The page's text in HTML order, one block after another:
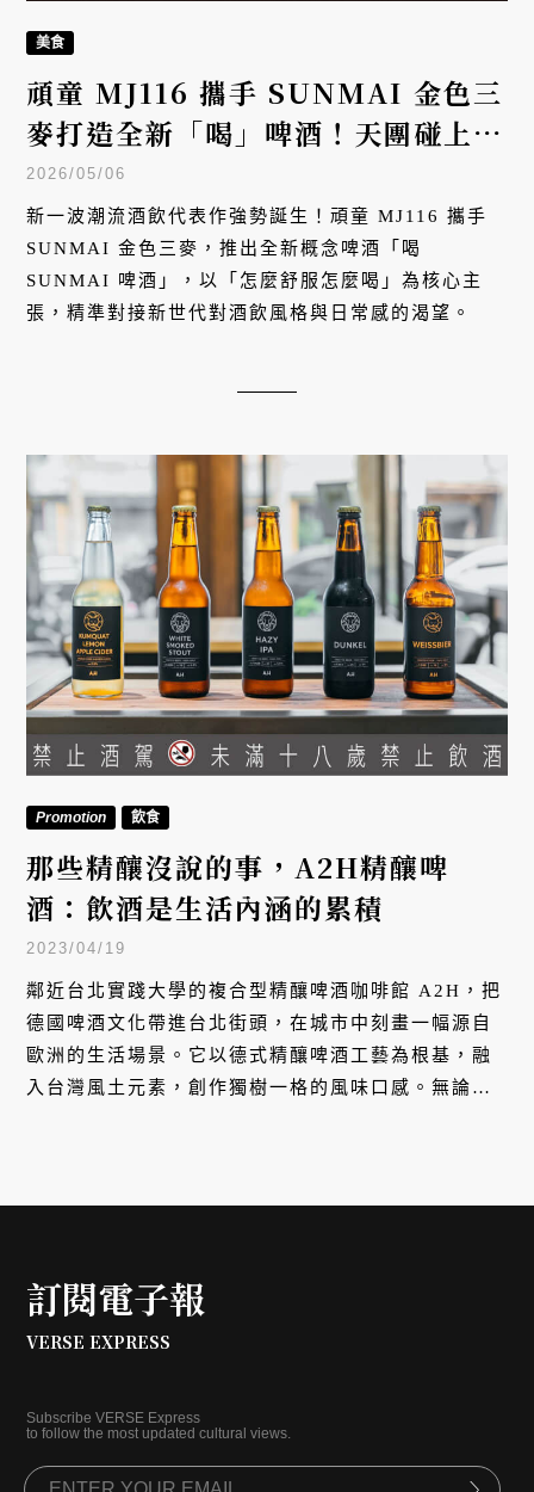
美食
頑童 MJ116 攜手 SUNMAI 金色三
麥打造全新「喝」啤酒！天團碰上台
灣精釀代表品牌，搶攻年輕世代市
場：怎麼舒服怎麼喝
2026/05/06
新一波潮流酒飲代表作強勢誕生！頑童 MJ116 攜手
SUNMAI 金色三麥，推出全新概念啤酒「喝
SUNMAI 啤酒」，以「怎麼舒服怎麼喝」為核心主
張，精準對接新世代對酒飲風格與日常感的渴望。
Promotion 飲食
那些精釀沒說的事，A2H精釀啤
酒：飲酒是生活內涵的累積
2023/04/19
鄰近台北實踐大學的複合型精釀啤酒咖啡館 A2H，把
德國啤酒文化帶進台北街頭，在城市中刻畫一幅源自
歐洲的生活場景。它以德式精釀啤酒工藝為根基，融
入台灣風土元素，創作獨樹一格的風味口感。無論純
訂閱電子報
VERSE EXPRESS
Subscribe VERSE Express
to follow the most updated cultural views.